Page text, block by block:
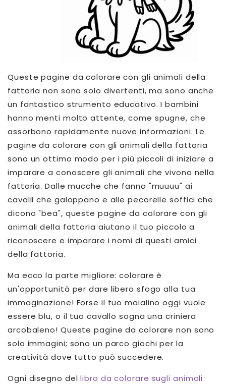
Queste pagine da colorare con gli animali della
fattoria non sono solo divertenti, ma sono anche
un fantastico strumento educativo. I bambini
hanno menti molto attente, come spugne, che
assorbono rapidamente nuove informazioni. Le
pagine da colorare con gli animali della fattoria
sono un ottimo modo per i più piccoli di iniziare a
imparare a conoscere gli animali che vivono nella
fattoria. Dalle mucche che fanno "muuuu" ai
cavalli che galoppano e alle pecorelle soffici che
dicono "bea", queste pagine da colorare con gli
animali della fattoria aiutano il tuo piccolo a
riconoscere e imparare i nomi di questi amici
della fattoria.
Ma ecco la parte migliore: colorare è
un'opportunità per dare libero sfogo alla tua
immaginazione! Forse il tuo maialino oggi vuole
essere blu, o il tuo cavallo sogna una criniera
arcobaleno! Queste pagine da colorare non sono
solo immagini; sono un parco giochi per la
creatività dove tutto può succedere.
Ogni disegno dellibro da colorare sugli animali